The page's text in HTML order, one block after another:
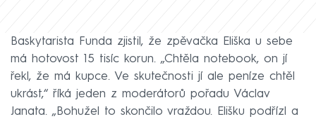
Baskytarista Funda zjistil, že zpěvačka Eliška u sebe
má hotovost 15 tisíc korun. „Chtěla notebook, on jí
řekl, že má kupce. Ve skutečnosti jí ale peníze chtěl
ukrást,“ říká jeden z moderátorů pořadu Václav
Janata. „Bohužel to skončilo vraždou. Elišku podřízl a